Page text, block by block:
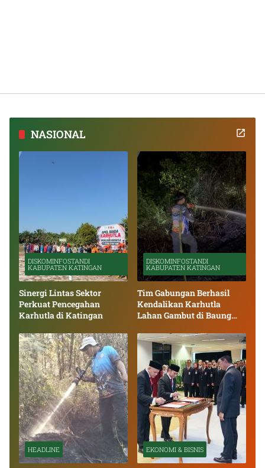
NASIONAL
DISKOMINFOSTANDI
KABUPATEN KATINGAN
Sinergi Lintas Sektor
Perkuat Pencegahan
Karhutla di Katingan
DISKOMINFOSTANDI
KABUPATEN KATINGAN
Tim Gabungan Berhasil
Kendalikan Karhutla
Lahan Gambut di Baung
HEADLINE EKONOMI & BISNIS